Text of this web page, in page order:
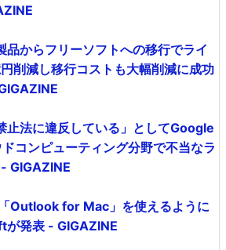
からフリーソフトへの移行でライ
削減し移行コストも大幅削減に成功
止法に違反している」としてGoogle
コンピューティング分野で不当なラ
GIGAZINE
Outlook for Mac」を使えるように
発表 - GIGAZINE